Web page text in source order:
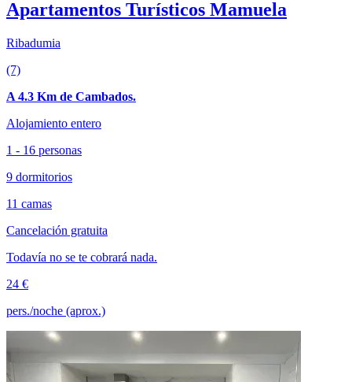
Apartamentos Turísticos Mamuela
Ribadumia
(7)
A 4.3 Km de Cambados.
Alojamiento entero
1 - 16 personas
9 dormitorios
11 camas
Cancelación gratuita
Todavía no se te cobrará nada.
24 €
pers./noche (aprox.)